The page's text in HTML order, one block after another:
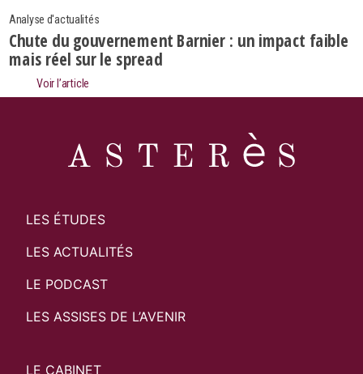
Analyse d'actualités
Chute du gouvernement Barnier : un impact faible
mais réel sur le spread
Voir l’article
LES ÉTUDES
LES ACTUALITÉS
LE PODCAST
LES ASSISES DE L’AVENIR
LE CABINET